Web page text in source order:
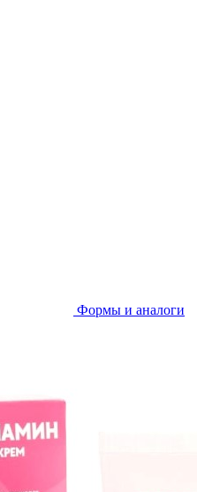
Формы и аналоги